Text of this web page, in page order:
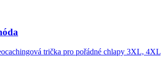
trička pro pořádné chlapy 3XL, 4XL